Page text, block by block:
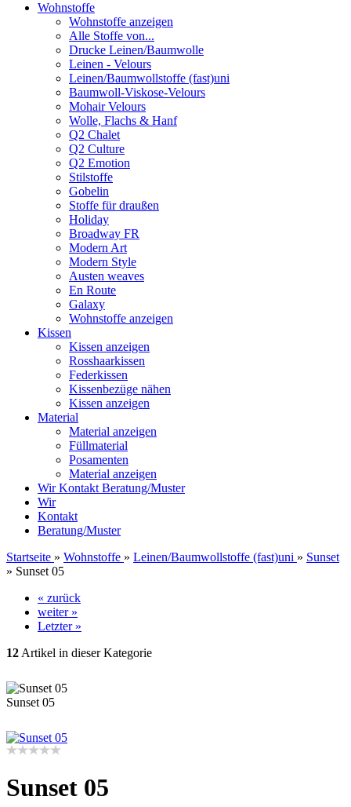
Wohnstoffe
Wohnstoffe anzeigen
Alle Stoffe von...
Drucke Leinen/Baumwolle
Leinen - Velours
Leinen/Baumwollstoffe (fast)uni
Baumwoll-Viskose-Velours
Mohair Velours
Wolle, Flachs & Hanf
Q2 Chalet
Q2 Culture
Q2 Emotion
Stilstoffe
Gobelin
Stoffe für draußen
Holiday
Broadway FR
Modern Art
Modern Style
Austen weaves
En Route
Galaxy
Wohnstoffe anzeigen
Kissen
Kissen anzeigen
Rosshaarkissen
Federkissen
Kissenbezüge nähen
Kissen anzeigen
Material
Material anzeigen
Füllmaterial
Posamenten
Material anzeigen
WirKontakt Beratung/Muster
Wir
Kontakt
Beratung/Muster
Startseite » Wohnstoffe » Leinen/Baumwollstoffe (fast)uni » Sunset
» Sunset 05
« zurück
weiter »
Letzter »
12 Artikel in dieser Kategorie
Sunset 05
Sunset 05